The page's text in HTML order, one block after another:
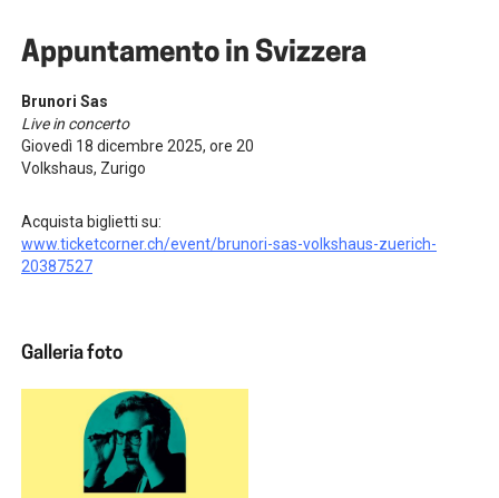
Appuntamento in Svizzera
Brunori Sas
Live in concerto
Giovedì 18 dicembre 2025, ore 20
Volkshaus, Zurigo
Acquista biglietti su:
www.ticketcorner.ch/event/brunori-sas-volkshaus-zuerich-
20387527
Galleria foto